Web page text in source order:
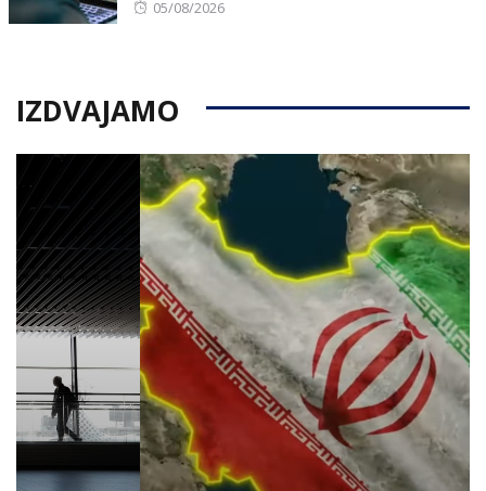
Posted
05/08/2026
IZDVAJAMO